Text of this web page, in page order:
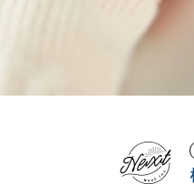
船橋ス